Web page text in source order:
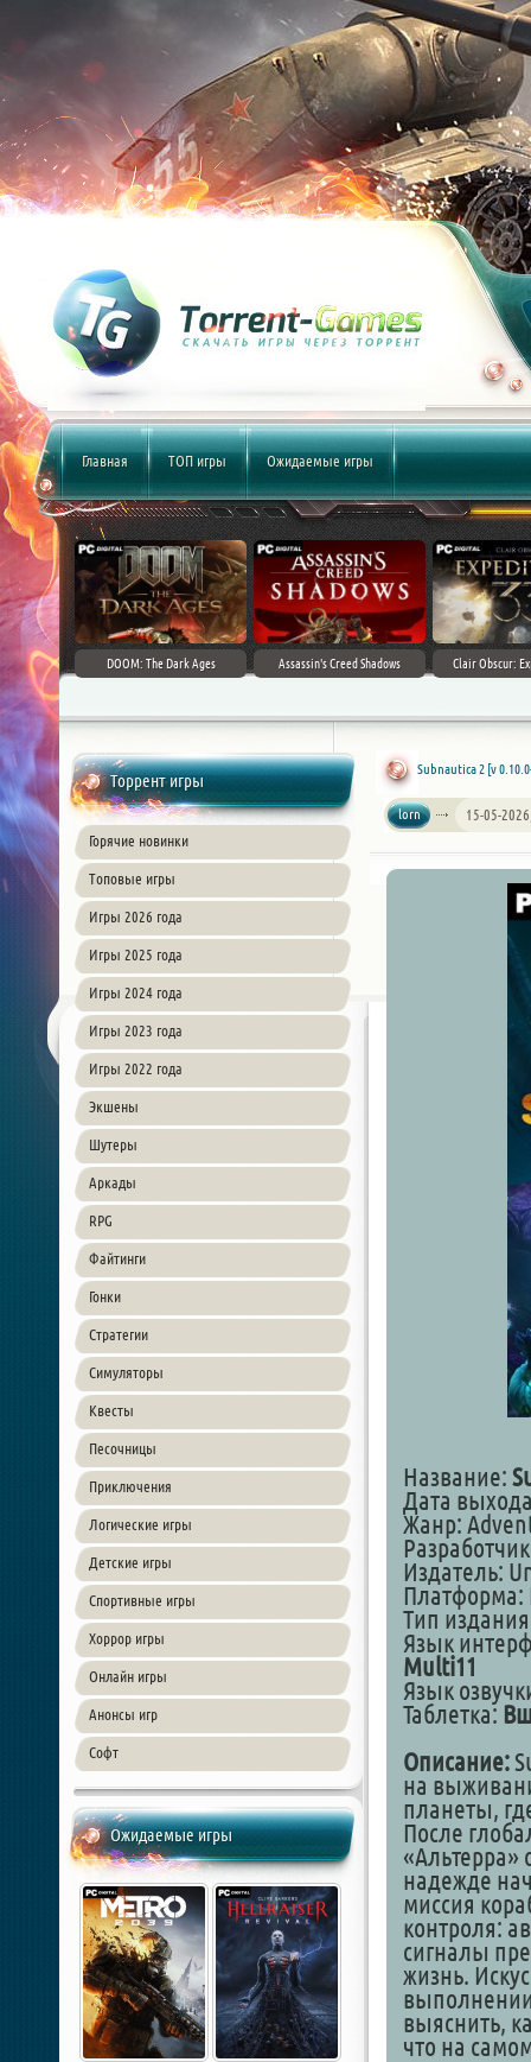
Главная ТОП игры Ожидаемые игры
DOOM: The Dark Ages Assassin's Creed Shadows Clair Obscur:
Торрент игры
Горячие новинки
Топовые игры
Игры 2026 года
Игры 2025 года
Игры 2024 года
Игры 2023 года
Игры 2022 года
Экшены
Шутеры
Аркады
RPG
Файтинги
Гонки
Стратегии
Симуляторы
Квесты
Песочницы
Приключения
Логические игры
Детские игры
Спортивные игры
Хоррор игры
Онлайн игры
Анонсы игр
Софт
Ожидаемые игры
Subnautica 2 [v
lorn 15-05-
Название:
Дата
Жанр:
Издатель:
Платформа:
Тип
Язык
Multi11
Язык
Таблетка:
Описание:
на
планеты,
После
«Альтерра»
надежде
миссия
контроля:
сигналы
жизнь.
выяснить,
что на